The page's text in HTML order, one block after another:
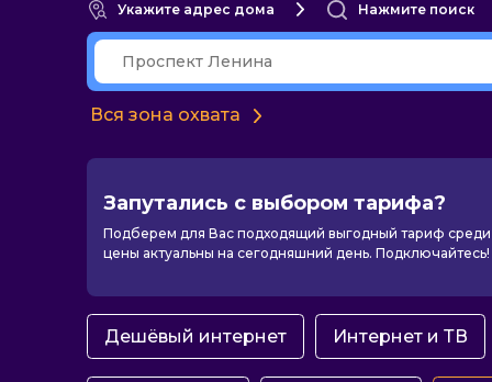
Укажите адрес дома Нажмите поиск
Вся зона охвата
Запутались с выбором тарифа?
Подберем для Вас подходящий выгодный тариф
цены актуальны на сегодняшний день. Подключайтесь!
Дешёвый интернет Интернет и ТВ